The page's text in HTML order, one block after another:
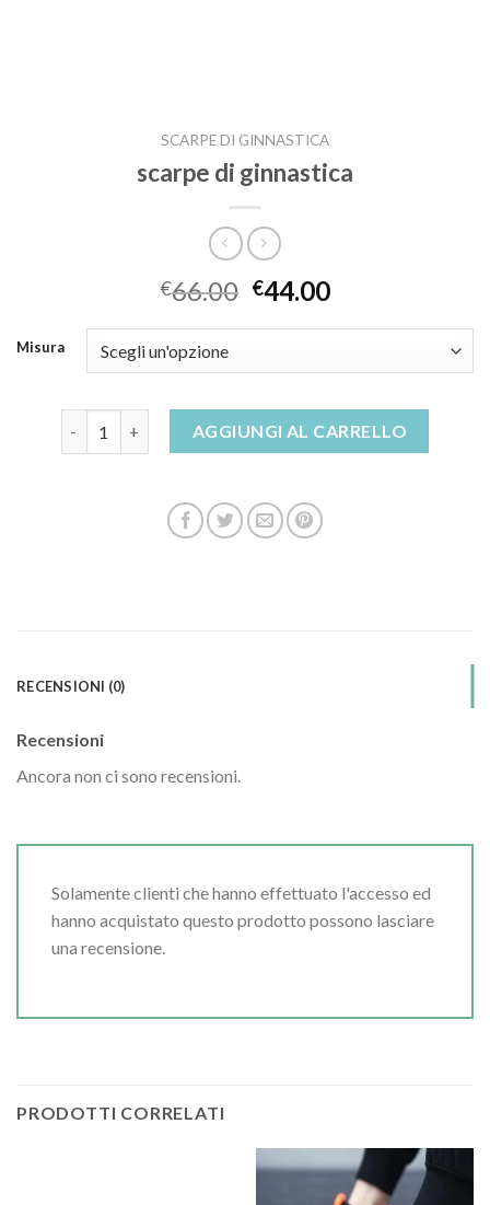
SCARPE DI GINNASTICA
scarpe di ginnastica
€66.00 €44.00
Misura
scarpe di ginnastica quantitàAGGIUNGI AL CARRELLO
RECENSIONI (0)
Recensioni
Ancora non ci sono recensioni.
Solamente clienti che hanno effettuato l'accesso ed
hanno acquistato questo prodotto possono lasciare
una recensione.
PRODOTTI CORRELATI